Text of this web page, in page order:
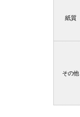
紙質
その他